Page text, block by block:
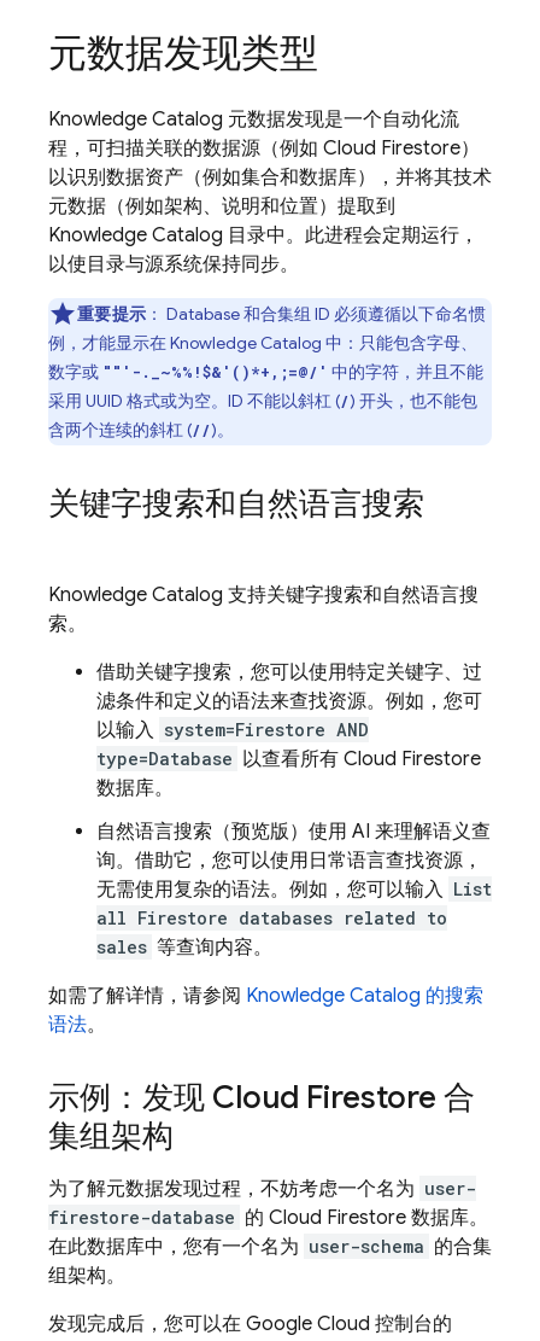
元数据发现类型
Knowledge Catalog 元数据发现是一个自动化流
程，可扫描关联的数据源（例如 Cloud Firestore）
以识别数据资产（例如集合和数据库），并将其技术
元数据（例如架构、说明和位置）提取到
Knowledge Catalog 目录中。此进程会定期运行，
以使目录与源系统保持同步。
重要提示 ： Database 和合集组 ID 必须遵循以下命名惯
例，才能显示在 Knowledge Catalog 中：只能包含字母、
数字或 ""'-._~%%!$&'()*+,;=@/' 中的字符，并且不能
采用 UUID 格式或为空。ID 不能以斜杠 (/) 开头，也不能包
含两个连续的斜杠 (//)。
关键字搜索和自然语言搜索
Knowledge Catalog 支持关键字搜索和自然语言搜
索。
借助关键字搜索，您可以使用特定关键字、过
滤条件和定义的语法来查找资源。例如，您可
以输入 system=Firestore AND
type=Database 以查看所有 Cloud Firestore
数据库。
自然语言搜索（预览版）使用 AI 来理解语义查
询。借助它，您可以使用日常语言查找资源，
无需使用复杂的语法。例如，您可以输入 List
all Firestore databases related to
sales 等查询内容。
如需了解详情，请参阅 Knowledge Catalog 的搜索
语法。
示例：发现 Cloud Firestore 合
集组架构
为了解元数据发现过程，不妨考虑一个名为 user-
firestore-database 的 Cloud Firestore 数据库。
在此数据库中，您有一个名为 user-schema 的合集
组架构。
发现完成后，您可以在 Google Cloud 控制台的